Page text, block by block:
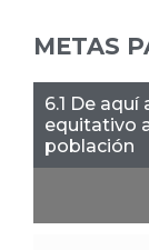
METAS
6.1 De
equitativo
población